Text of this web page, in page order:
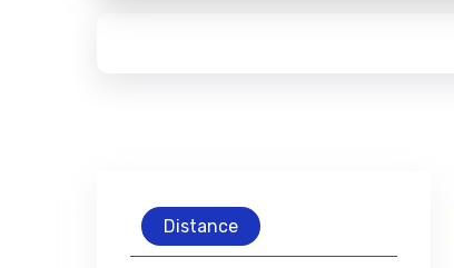
Distance